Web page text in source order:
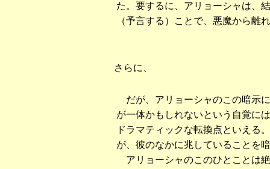
た。要するに、アリョーシャは、
（予言する）ことで、悪魔から離
さらに、
だが、アリョーシャのこの暗示
が一体かもしれないという自覚に
ドラマティックな転換点といえる
が、彼のなかに兆していることを
アリョーシャのこのひとことは